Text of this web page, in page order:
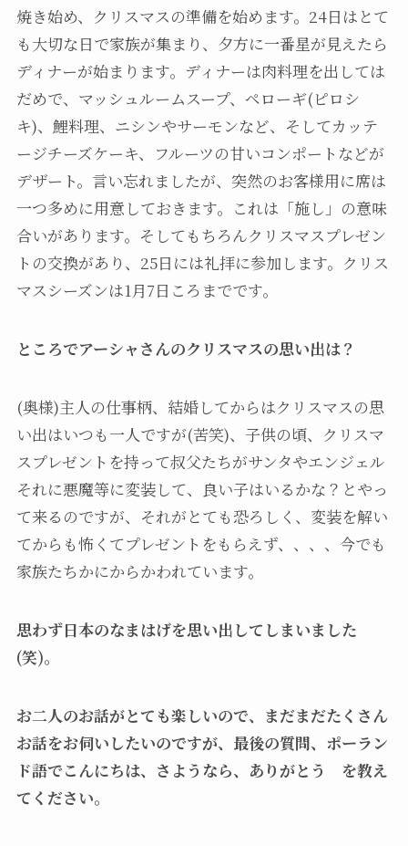
焼き始め、クリスマスの準備を始めます。24日はとて
も大切な日で家族が集まり、夕方に一番星が見えたら
ディナーが始まります。ディナーは肉料理を出しては
だめで、マッシュルームスープ、ペローギ(ピロシ
キ)、鯉料理、ニシンやサーモンなど、そしてカッテ
ージチーズケーキ、フルーツの甘いコンポートなどが
デザート。言い忘れましたが、突然のお客様用に席は
一つ多めに用意しておきます。これは「施し」の意味
合いがあります。そしてもちろんクリスマスプレゼン
トの交換があり、25日には礼拝に参加します。クリス
マスシーズンは1月7日ころまでです。
ところでアーシャさんのクリスマスの思い出は？
(奥様)主人の仕事柄、結婚してからはクリスマスの思
い出はいつも一人ですが(苦笑)、子供の頃、クリスマ
スプレゼントを持って叔父たちがサンタやエンジェル
それに悪魔等に変装して、良い子はいるかな？とやっ
て来るのですが、それがとても恐ろしく、変装を解い
てからも怖くてプレゼントをもらえず、、、、今でも
家族たちかにからかわれています。
思わず日本のなまはげを思い出してしまいました
(笑)。
お二人のお話がとても楽しいので、まだまだたくさん
お話をお伺いしたいのですが、最後の質問、ポーラン
ド語でこんにちは、さようなら、ありがとう を教え
てください。